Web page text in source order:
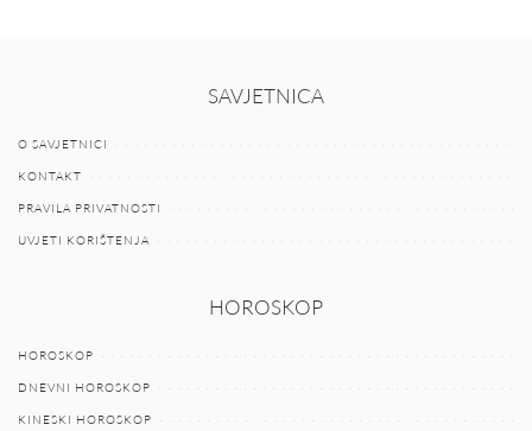
SAVJETNICA
O SAVJETNICI
KONTAKT
PRAVILA PRIVATNOSTI
UVJETI KORIŠTENJA
HOROSKOP
HOROSKOP
DNEVNI HOROSKOP
KINESKI HOROSKOP